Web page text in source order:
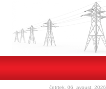
četrtek, 06. avgust, 2026